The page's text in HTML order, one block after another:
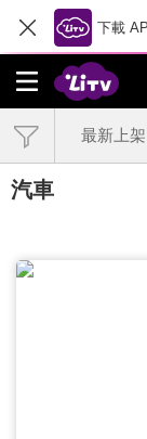
下載
最新上架
汽車